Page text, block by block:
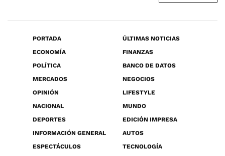
PORTADA
ÚLTIMAS NOTICIAS
ECONOMÍA
FINANZAS
POLÍTICA
BANCO DE DATOS
MERCADOS
NEGOCIOS
OPINIÓN
LIFESTYLE
NACIONAL
MUNDO
DEPORTES
EDICIÓN IMPRESA
INFORMACIÓN GENERAL
AUTOS
ESPECTÁCULOS
TECNOLOGÍA